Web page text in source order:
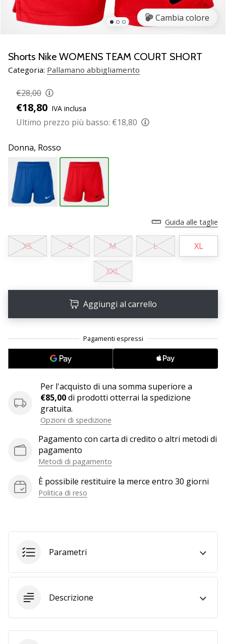
Scopri
le
da
PUMA
Accelerate
NITRO
SQD
5!
gli
aggiornamenti
tecnici
e
valuta
se
25. 11. 2024
Tempo di lettura: 1 min.
Diventa
brand
WePlayHandball
tu
fanatico
dell'handball
Unisciti
a
come
Brand
Ambassador.
tutti gli
Cambia colore
Shorts Nike WOMENS TEAM COURT SHORT
Categoria: Pallamano abbigliamento
€28,00
€18,80 IVA inclusa
Ultimo prezzo più basso: €18,80
Donna, Rosso
Guida alle taglie
XS S M L XL
XXL
Aggiungi al carrello
Per l'acquisto di una somma superiore a
€85,00di prodotti otterrai la spedizione
gratuita.
Opzioni di spedizione
Pagamento con carta di credito o altri metodi di
pagamento
Metodi di pagamento
È possibile restituire la merce entro 30 giorni
Politica di reso
Parametri
Descrizione